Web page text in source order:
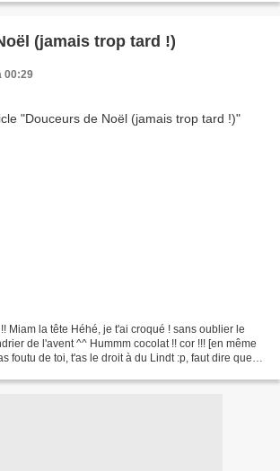
(jamais trop tard !)
00:29
Miam la tête Héhé, je t'ai croqué ! sans oublier le
de l'avent ^^ Hummm cocolat !! cor !!! [en même
foutu de toi, t'as le droit à du Lindt :p, faut dire que